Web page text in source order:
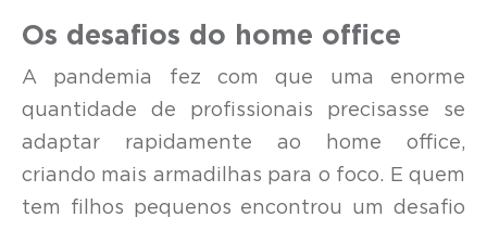
Os desafios do home office
A pandemia fez com que uma enorme
quantidade de profissionais precisasse se
adaptar rapidamente ao home office,
criando mais armadilhas para o foco. E quem
tem filhos pequenos encontrou um desafio